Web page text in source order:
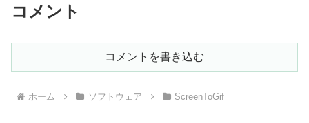
コメント
コメントを書き込む
ホーム ソフトウェア ScreenToGif